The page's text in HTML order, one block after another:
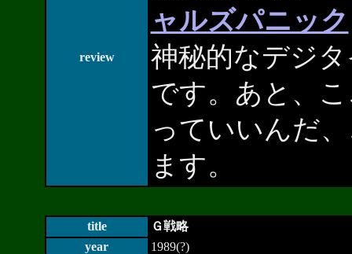
review
ャルズパニック
神秘的なデジ
です。あと、
っていいんだ
ます。
title
Ｇ戦略
year
1989(?)